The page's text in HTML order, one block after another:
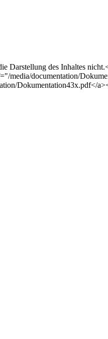
Darstellung des Inhaltes
media/documentation/
Dokumentation43x.pdf</